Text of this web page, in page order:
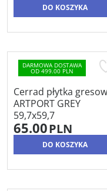
DO KOSZYKA
DARMOWA DOSTAWA
OD 499.00 PLN
Cerrad płytka
ARTPORT GREY
59,7x59,7
65.00PLN
DO KOSZYKA